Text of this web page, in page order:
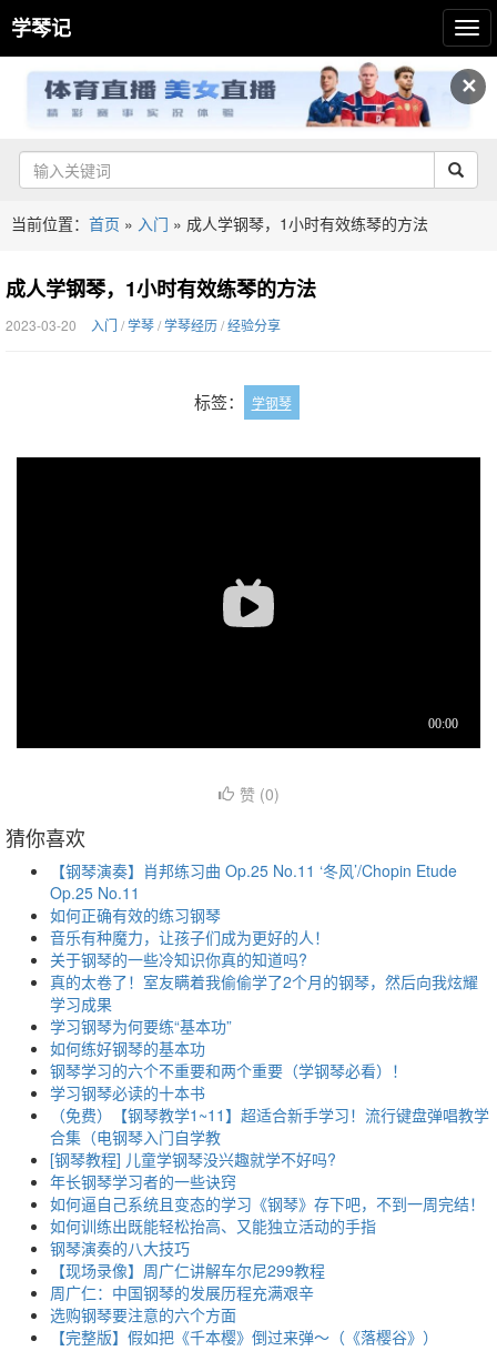
✕
学琴记
当前位置： 首页 » 入门 » 成人学钢琴，1小时有效练琴的方法
成人学钢琴，1小时有效练琴的方法
2023-03-20 入门 /学琴/学琴经历/经验分享
标签： 学钢琴
赞 (0)
猜你喜欢
【钢琴演奏】肖邦练习曲 Op.25 No.11 ‘冬风’/Chopin Etude
Op.25 No.11
如何正确有效的练习钢琴
音乐有种魔力，让孩子们成为更好的人！
关于钢琴的一些冷知识你真的知道吗?
真的太卷了！室友瞒着我偷偷学了2个月的钢琴，然后向我炫耀
学习成果
学习钢琴为何要练“基本功”
如何练好钢琴的基本功
钢琴学习的六个不重要和两个重要（学钢琴必看）！
学习钢琴必读的十本书
（免费）【钢琴教学1~11】超适合新手学习！流行键盘弹唱教学
合集（电钢琴入门自学教
[钢琴教程] 儿童学钢琴没兴趣就学不好吗?
年长钢琴学习者的一些诀窍
如何逼自己系统且变态的学习《钢琴》存下吧，不到一周完结！
如何训练出既能轻松抬高、又能独立活动的手指
钢琴演奏的八大技巧
【现场录像】周广仁讲解车尔尼299教程
周广仁：中国钢琴的发展历程充满艰辛
选购钢琴要注意的六个方面
【完整版】假如把《千本樱》倒过来弹～（《落樱谷》）